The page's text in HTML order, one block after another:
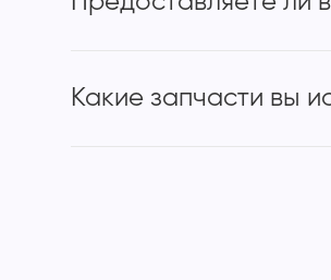
Какие запчасти вы